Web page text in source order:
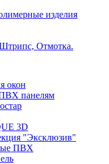
изделия
Отмотка.
окон
панелям
3D
"Эксклюзив"
ПВХ